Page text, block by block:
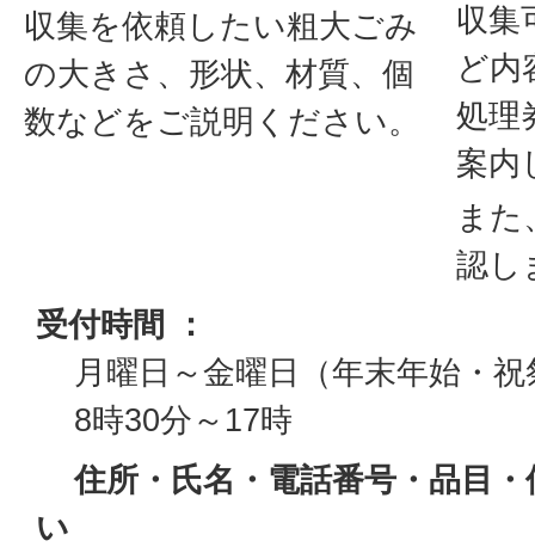
収集を依頼したい粗大ごみ
の大きさ、形状、材質、個
数などをご説明ください。
収集
ど内
処理
案内
また
認し
受付時間 ：
月曜日～金曜日（年末年始・祝
8時30分～17時
住所・氏名・電話番号・品目
い